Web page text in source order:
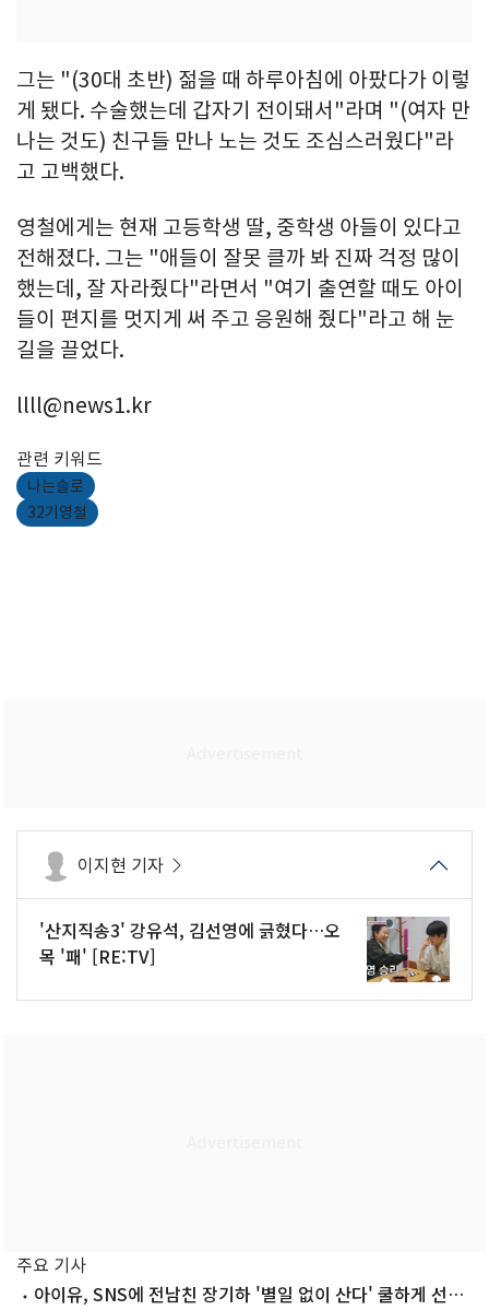
그는 "(30대 초반) 젊을 때 하루아침에 아팠다가 이렇
게 됐다. 수술했는데 갑자기 전이돼서"라며 "(여자 만
나는 것도) 친구들 만나 노는 것도 조심스러웠다"라
고 고백했다.
영철에게는 현재 고등학생 딸, 중학생 아들이 있다고
전해졌다. 그는 "애들이 잘못 클까 봐 진짜 걱정 많이
했는데, 잘 자라줬다"라면서 "여기 출연할 때도 아이
들이 편지를 멋지게 써 주고 응원해 줬다"라고 해 눈
길을 끌었다.
llll@news1.kr
관련 키워드
나는솔로
32기영철
이지현 기자
'산지직송3' 강유석, 김선영에 긁혔다…오
목 '패' [RE:TV]
주요 기사
아이유, SNS에 전남친 장기하 '별일 없이 산다' 쿨하게 선곡